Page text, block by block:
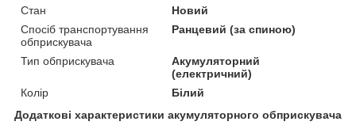
Стан
Новий
Спосіб транспортування
обприскувача
Ранцевий (за спиною)
Тип обприскувача
Акумуляторний
(електричний)
Колір
Білий
Додаткові характеристики акумуляторного обприскувача